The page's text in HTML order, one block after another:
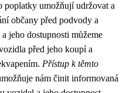
poplatky umožňují udržovat a
občany před podvody a
jeho dostupnosti můžeme
před jeho koupí a
Přístup k těmto
nám činit informovaná